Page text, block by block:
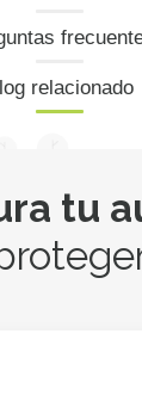
relacionado
tu